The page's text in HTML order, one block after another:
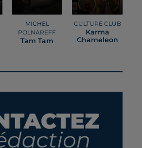
MICHEL
POLNAREFF
Tam Tam
CULTURE CLUB
Karma
Chameleon